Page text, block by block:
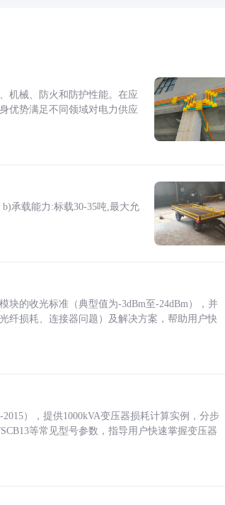
机械、防火和防护性能。在应
优势满足不同领域对电力供应
承载能力:标载30-35吨,最大允
块的收光标准（典型值为-3dBm至-24dBm），并
纤损耗、连接器问题）及解决方案，帮助用户快
），提供1000kVA变压器损耗计算实例，分步
等常见型号参数，指导用户快速掌握变压器